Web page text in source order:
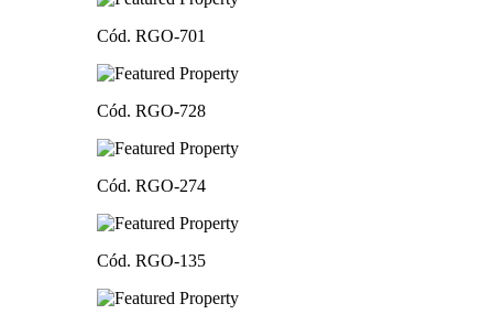
Cód. RGO-701
Cód. RGO-728
Cód. RGO-274
Cód. RGO-135